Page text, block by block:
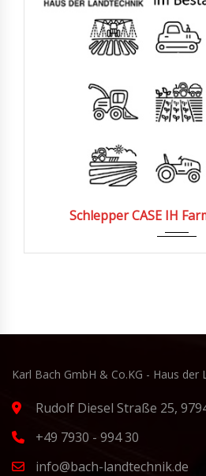
Schlepper CASE IH
Karl Bach GmbH & Co.KG - Haus der
Rudolf Diesel Straße 25,
+49 7930 - 994 30
info@bach-landtechnik.de